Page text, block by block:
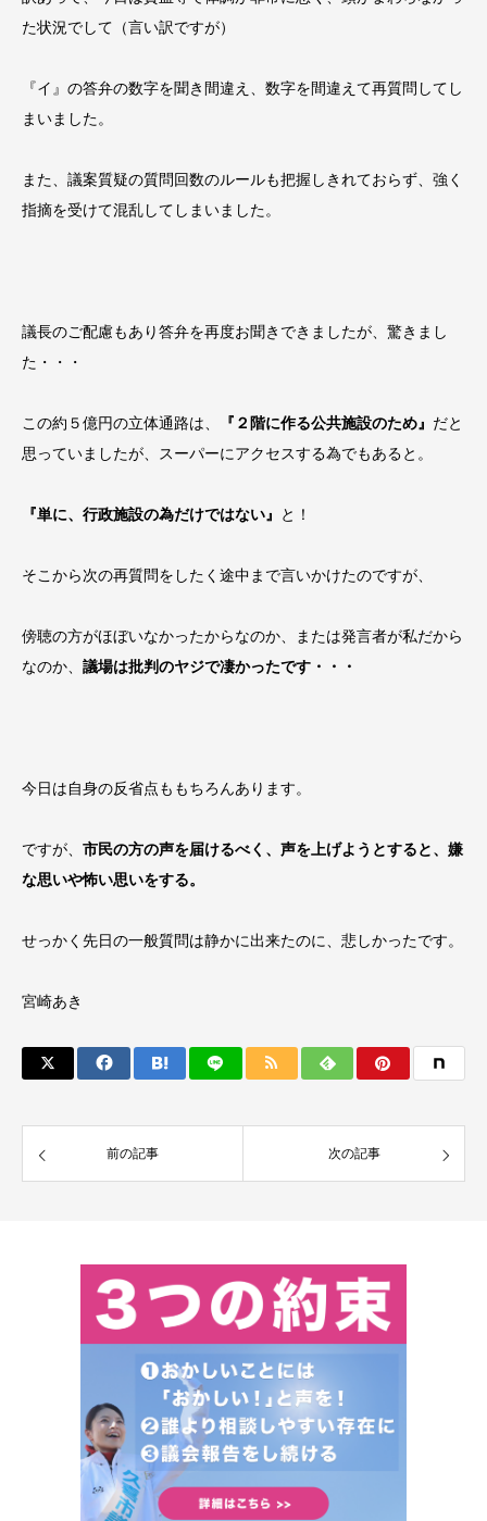
た状況でして（言い訳ですが）
『イ』の答弁の数字を聞き間違え、数字を間違えて再質問してし
まいました。
また、議案質疑の質問回数のルールも把握しきれておらず、強く
指摘を受けて混乱してしまいました。
議長のご配慮もあり答弁を再度お聞きできましたが、驚きまし
た・・・
この約５億円の立体通路は、 『２階に作る公共施設のため』 だと
思っていましたが、スーパーにアクセスする為でもあると。
『単に、行政施設の為だけではない』 と！
そこから次の再質問をしたく途中まで言いかけたのですが、
傍聴の方がほぼいなかったからなのか、または発言者が私だから
なのか、 議場は批判のヤジで凄かったです・・・
今日は自身の反省点ももちろんあります。
ですが、 市民の方の声を届けるべく、声を上げようとすると、嫌
な思いや怖い思いをする。
せっかく先日の一般質問は静かに出来たのに、悲しかったです。
宮崎あき
前の記事 次の記事